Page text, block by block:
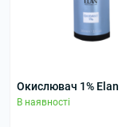
Окислювач 1% Elan
В наявності